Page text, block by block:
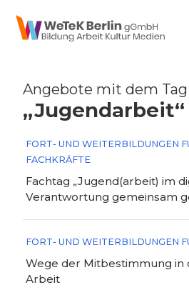
zum Inhalt springen
Angebote mit dem Tag
„Jugendarbeit“
FORT- UND WEITERBILDUNGEN
FACHKRÄFTE
Fachtag „Jugend(arbeit) im
Verantwortung gemeinsam
FORT- UND WEITERBILDUNGEN
Wege der Mitbestimmung in
Arbeit